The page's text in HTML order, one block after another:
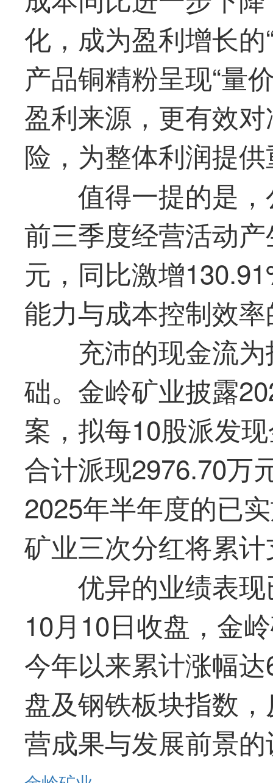
化，成为盈利增长
产品铜精粉呈现“量
盈利来源，更有效
险，为整体利润提
值得一提的是
前三季度经营活动
元，同比激增
能力与成本控制效
充沛的现金流
础。金岭矿业披露
案，拟每10股派发
合计派现2976.70万
2025年半年度的已
矿业三次分红将累
优异的业绩表
10月10日收盘，金
今年以来累计涨幅
盘及钢铁板块指数
营成果与发展前景